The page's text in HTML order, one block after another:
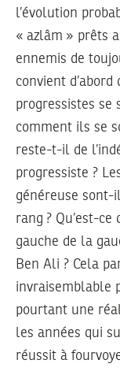
l’évolution
« azlâm » prêts
ennemis de
convient
progressistes se
comment ils se
reste-t-il de
progressiste ?
généreuse
rang ? Qu’est-
gauche de la
Ben Ali ? Cela
invraisemblable
pourtant une
les années qui
réussit à